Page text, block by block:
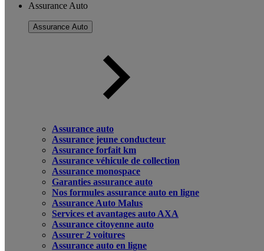
Assurance Auto
Assurance Auto
Assurance auto
Assurance jeune conducteur
Assurance forfait km
Assurance véhicule de collection
Assurance monospace
Garanties assurance auto
Nos formules assurance auto en ligne
Assurance Auto Malus
Services et avantages auto AXA
Assurance citoyenne auto
Assurer 2 voitures
Assurance auto en ligne